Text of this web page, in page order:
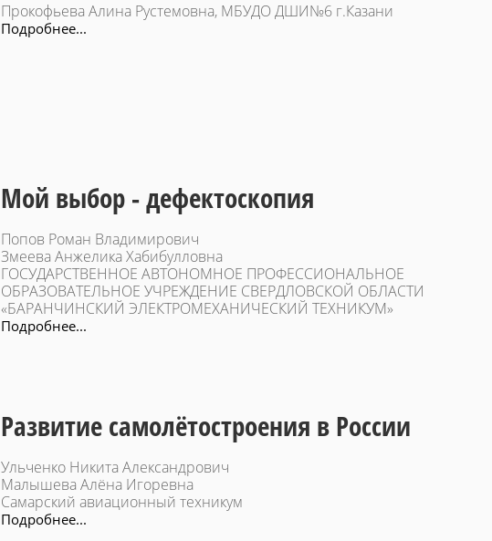
Прокофьева Алина Рустемовна, МБУДО ДШИ№6 г.Казани
Подробнее...
Мой выбор - дефектоскопия
Попов Роман Владимирович
Змеева Анжелика Хабибулловна
ГОСУДАРСТВЕННОЕ АВТОНОМНОЕ ПРОФЕССИОНАЛЬНОЕ
ОБРАЗОВАТЕЛЬНОЕ УЧРЕЖДЕНИЕ СВЕРДЛОВСКОЙ ОБЛАСТИ
«БАРАНЧИНСКИЙ ЭЛЕКТРОМЕХАНИЧЕСКИЙ ТЕХНИКУМ»
Подробнее...
Развитие самолётостроения в России
Ульченко Никита Александрович
Малышева Алёна Игоревна
Самарский авиационный техникум
Подробнее...